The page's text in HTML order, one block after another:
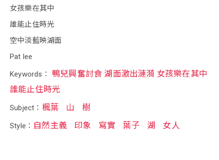
女孩樂在其中
誰能止住時光
空中淡藍映湖面
Pat lee
Keywords：
鴨兒興奮討食 湖面激出漣漪 女孩樂在其中
誰能止住時光
Subject： 楓葉 山 樹
Style： 自然主義 印象 寫實 葉子 湖 女人